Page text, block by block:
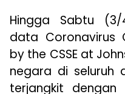
Hingga Sabtu
data Coronavirus
by the CSSE at
negara di seluruh
terjangkit dengan